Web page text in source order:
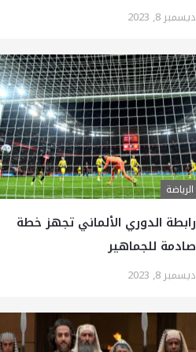
ديسمبر 8, 2023
الرياضة
رابطة الدوري الألماني تجهز خطة
صادمة للجماهير
ديسمبر 8, 2023